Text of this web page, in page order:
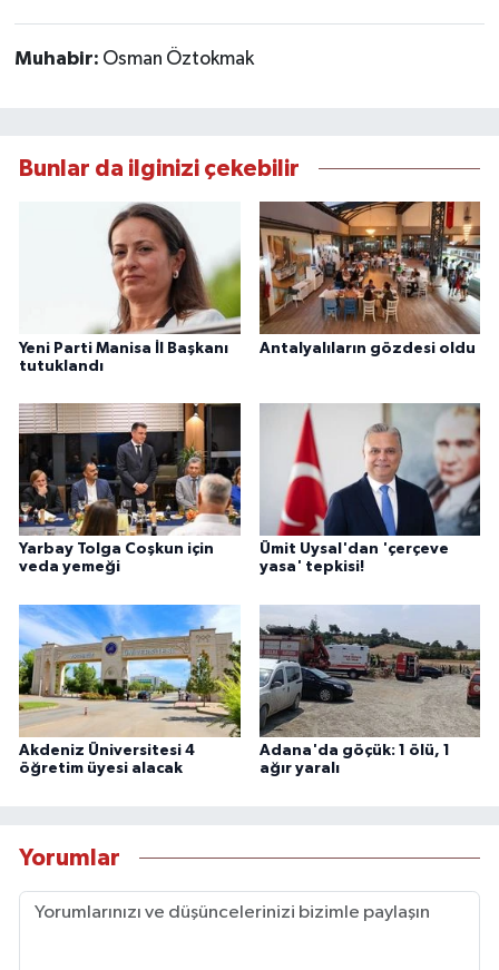
Muhabir: Osman Öztokmak
Bunlar da ilginizi çekebilir
Yeni Parti Manisa İl Başkanı
tutuklandı
Antalyalıların gözdesi oldu
Yarbay Tolga Coşkun için
veda yemeği
Ümit Uysal'dan 'çerçeve
yasa' tepkisi!
Akdeniz Üniversitesi 4
öğretim üyesi alacak
Adana'da göçük: 1 ölü, 1
ağır yaralı
Yorumlar